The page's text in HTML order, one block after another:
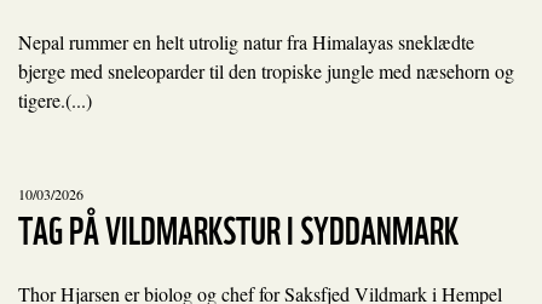
Nepal rummer en helt utrolig natur fra Himalayas sneklædte
bjerge med sneleoparder til den tropiske jungle med næsehorn og
tigere.(...)
10/03/2026
TAG PÅ VILDMARKSTUR I SYDDANMARK
Thor Hjarsen er biolog og chef for Saksfjed Vildmark i Hempel